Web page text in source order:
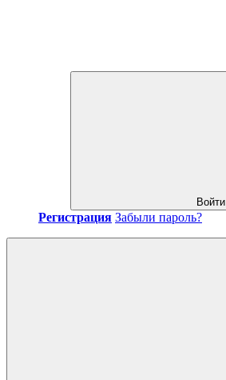
Войти
Регистрация Забыли пароль?